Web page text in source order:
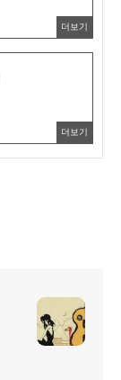
더보기
더보기